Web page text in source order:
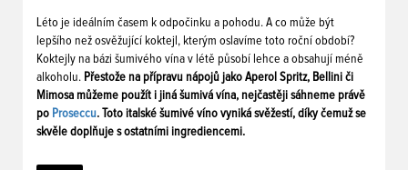
Léto je ideálním časem k odpočinku a pohodu. A co může být
lepšího než osvěžující koktejl, kterým oslavíme toto roční období?
Koktejly na bázi šumivého vína v létě působí lehce a obsahují méně
alkoholu. Přestože na přípravu nápojů jako Aperol Spritz, Bellini či
Mimosa můžeme použít i jiná šumivá vína, nejčastěji sáhneme právě
po Proseccu. Toto italské šumivé víno vyniká svěžestí, díky čemuž se
skvěle doplňuje s ostatními ingrediencemi.